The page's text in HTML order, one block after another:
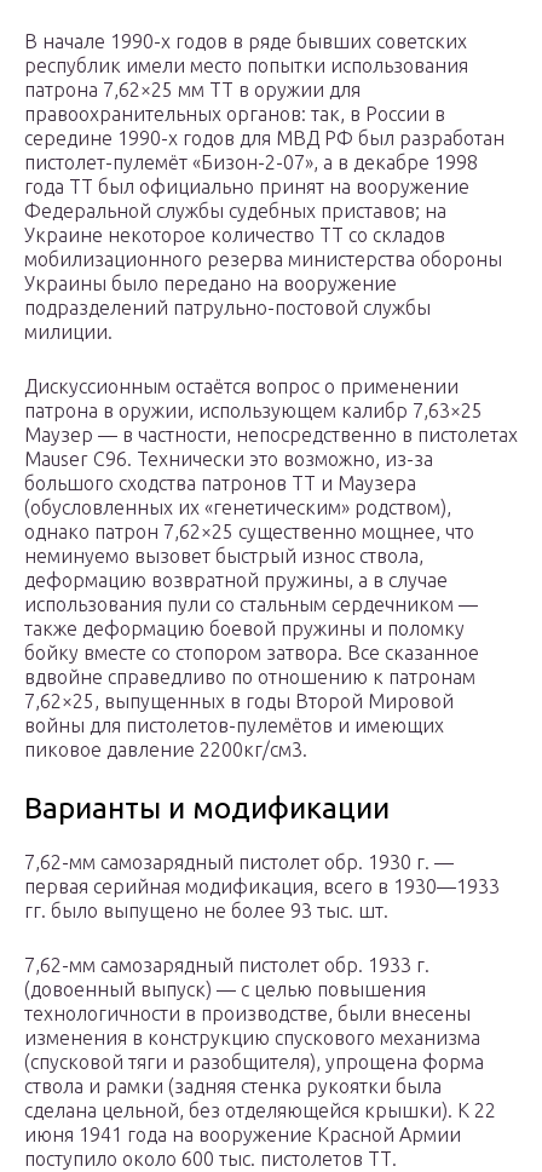
В начале 1990-х годов в ряде бывших советских
республик имели место попытки использования
патрона 7,62×25 мм ТТ в оружии для
правоохранительных органов: так, в России в
середине 1990-х годов для МВД РФ был разработан
пистолет-пулемёт «Бизон-2-07», а в декабре 1998
года ТТ был официально принят на вооружение
Федеральной службы судебных приставов; на
Украине некоторое количество ТТ со складов
мобилизационного резерва министерства обороны
Украины было передано на вооружение
подразделений патрульно-постовой службы
милиции.
Дискуссионным остаётся вопрос о применении
патрона в оружии, использующем калибр 7,63×25
Маузер — в частности, непосредственно в пистолетах
Mauser C96. Технически это возможно, из-за
большого сходства патронов ТТ и Маузера
(обусловленных их «генетическим» родством),
однако патрон 7,62×25 существенно мощнее, что
неминуемо вызовет быстрый износ ствола,
деформацию возвратной пружины, а в случае
использования пули со стальным сердечником —
также деформацию боевой пружины и поломку
бойку вместе со стопором затвора. Все сказанное
вдвойне справедливо по отношению к патронам
7,62×25, выпущенных в годы Второй Мировой
войны для пистолетов-пулемётов и имеющих
пиковое давление 2200кг/см3.
Варианты и модификации
7,62-мм самозарядный пистолет обр. 1930 г. —
первая серийная модификация, всего в 1930—1933
гг. было выпущено не более 93 тыс. шт.
7,62-мм самозарядный пистолет обр. 1933 г.
(довоенный выпуск) — с целью повышения
технологичности в производстве, были внесены
изменения в конструкцию спускового механизма
(спусковой тяги и разобщителя), упрощена форма
ствола и рамки (задняя стенка рукоятки была
сделана цельной, без отделяющейся крышки). К 22
июня 1941 года на вооружение Красной Армии
поступило около 600 тыс. пистолетов ТТ.